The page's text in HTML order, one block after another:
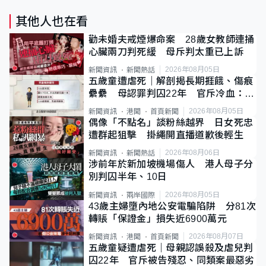
其他人也在看
勸未婚夫戒煙爆命案 28歲女教師連捅
心臟兩刀判死緩 母斥判太重已上訴
新聞資訊 新聞熱話 2026年08月05日
五歲童遭虐死｜解剖揭長期捱餓、傷痕
纍纍 母認罪判囚22年 官斥冷血：同
類案最惡劣
新聞資訊 港聞 首頁新聞 2026年08月05日
偶像「不點名」談粉絲越界 日女死忠
遭群起狙擊 掛繩開直播道歉後輕生
新聞資訊 新聞熱話 2026年08月06日
涉前年於新加坡機場傷人 港人母子分
別判囚半年、10日
新聞資訊 兩岸國際 2026年08月05日
43歲主婦墮內地公安電騙陷阱 分81次
轉賬「保證金」損失近6900萬元
新聞資訊 港聞 首頁新聞 2026年08月07日
五歲童疑遭虐死｜母親認誤殺及虐兒判
囚22年 官斥被告殘忍、同類案最惡劣